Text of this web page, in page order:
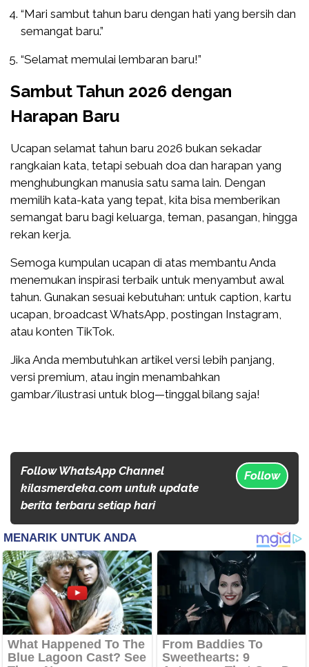
“Mari sambut tahun baru dengan hati yang bersih dan
semangat baru.”
“Selamat memulai lembaran baru!”
Sambut Tahun 2026 dengan
Harapan Baru
Ucapan selamat tahun baru 2026 bukan sekadar
rangkaian kata, tetapi sebuah doa dan harapan yang
menghubungkan manusia satu sama lain. Dengan
memilih kata-kata yang tepat, kita bisa memberikan
semangat baru bagi keluarga, teman, pasangan, hingga
rekan kerja.
Semoga kumpulan ucapan di atas membantu Anda
menemukan inspirasi terbaik untuk menyambut awal
tahun. Gunakan sesuai kebutuhan: untuk caption, kartu
ucapan, broadcast WhatsApp, postingan Instagram,
atau konten TikTok.
Jika Anda membutuhkan artikel versi lebih panjang,
versi premium, atau ingin menambahkan
gambar/ilustrasi untuk blog—tinggal bilang saja!
Follow WhatsApp Channel
kilasmerdeka.com untuk update
berita terbaru setiap hari
Follow